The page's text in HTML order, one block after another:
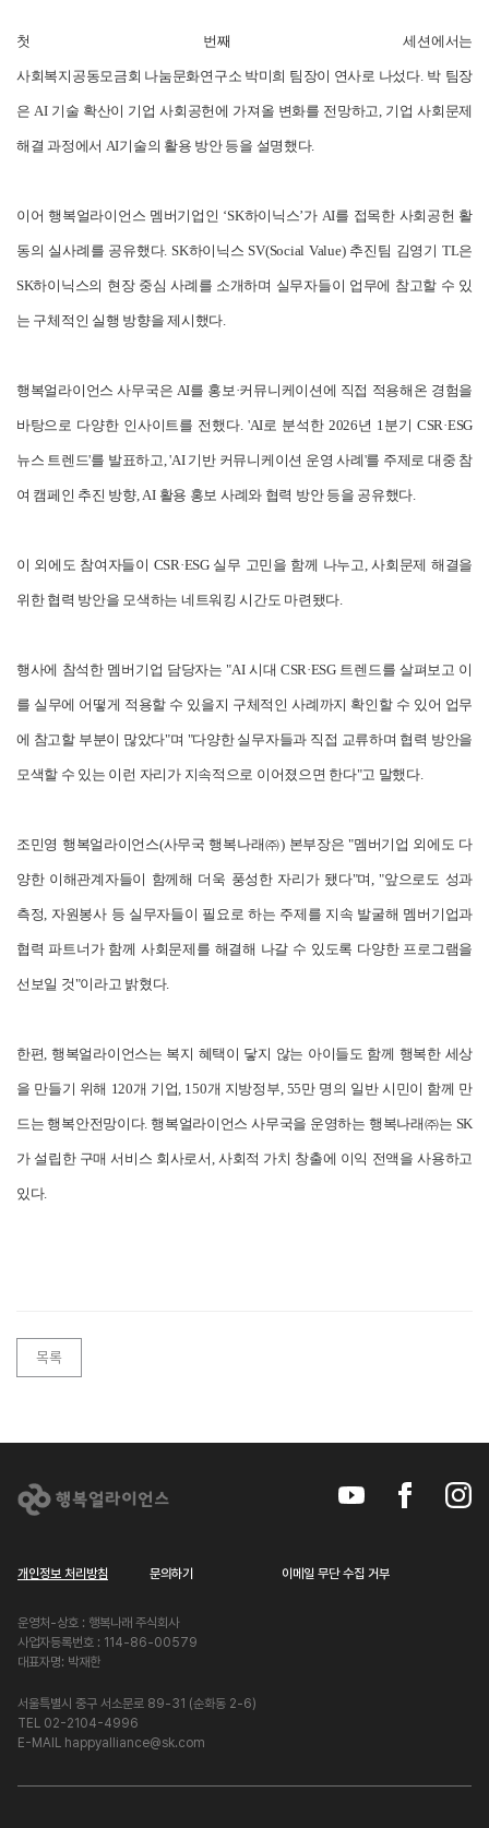
첫 번째 세션에서는
사회복지공동모금회 나눔문화연구소 박미희 팀장이 연사로 나섰다. 박 팀장
은 AI 기술 확산이 기업 사회공헌에 가져올 변화를 전망하고, 기업 사회문제
해결 과정에서 AI기술의 활용 방안 등을 설명했다.
이어 행복얼라이언스 멤버기업인 ‘SK하이닉스’가 AI를 접목한 사회공헌 활
동의 실사례를 공유했다. SK하이닉스 SV(Social Value) 추진팀 김영기 TL은
SK하이닉스의 현장 중심 사례를 소개하며 실무자들이 업무에 참고할 수 있
는 구체적인 실행 방향을 제시했다.
행복얼라이언스 사무국은 AI를 홍보·커뮤니케이션에 직접 적용해온 경험을
바탕으로 다양한 인사이트를 전했다. 'AI로 분석한 2026년 1분기 CSR·ESG
뉴스 트렌드'를 발표하고, 'AI 기반 커뮤니케이션 운영 사례'를 주제로 대중 참
여 캠페인 추진 방향, AI 활용 홍보 사례와 협력 방안 등을 공유했다.
이 외에도 참여자들이 CSR·ESG 실무 고민을 함께 나누고, 사회문제 해결을
위한 협력 방안을 모색하는 네트워킹 시간도 마련됐다.
행사에 참석한 멤버기업 담당자는 "AI 시대 CSR·ESG 트렌드를 살펴보고 이
를 실무에 어떻게 적용할 수 있을지 구체적인 사례까지 확인할 수 있어 업무
에 참고할 부분이 많았다"며 "다양한 실무자들과 직접 교류하며 협력 방안을
모색할 수 있는 이런 자리가 지속적으로 이어졌으면 한다"고 말했다.
조민영 행복얼라이언스(사무국 행복나래㈜) 본부장은 "멤버기업 외에도 다
양한 이해관계자들이 함께해 더욱 풍성한 자리가 됐다"며, "앞으로도 성과
측정, 자원봉사 등 실무자들이 필요로 하는 주제를 지속 발굴해 멤버기업과
협력 파트너가 함께 사회문제를 해결해 나갈 수 있도록 다양한 프로그램을
선보일 것"이라고 밝혔다.
한편, 행복얼라이언스는 복지 혜택이 닿지 않는 아이들도 함께 행복한 세상
을 만들기 위해 120개 기업, 150개 지방정부, 55만 명의 일반 시민이 함께 만
드는 행복안전망이다. 행복얼라이언스 사무국을 운영하는 행복나래㈜는 SK
가 설립한 구매 서비스 회사로서, 사회적 가치 창출에 이익 전액을 사용하고
있다.
목록
개인정보 처리방침 문의하기 이메일 무단 수집 거부
운영처-상호 : 행복나래 주식회사
사업자등록번호 : 114-86-00579
대표자명: 박재한
서울특별시 중구 서소문로 89-31 (순화동 2-6)
TEL 02-2104-4996
E-MAIL happyalliance@sk.com